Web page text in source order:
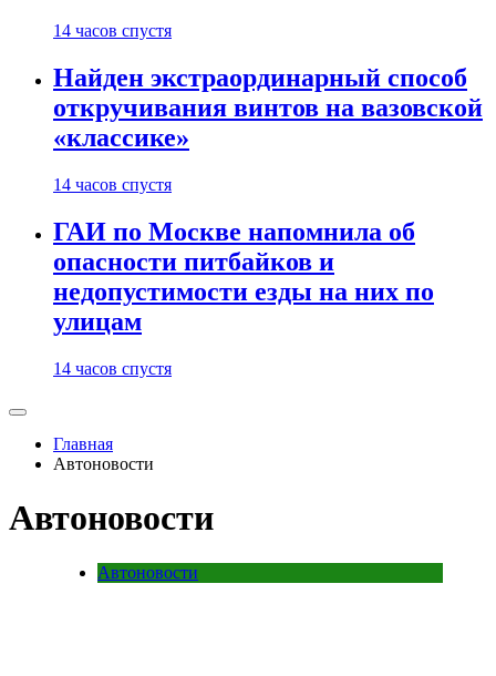
14 часов спустя
Найден экстраординарный способ
откручивания винтов на вазовской
«классике»
14 часов спустя
ГАИ по Москве напомнила об
опасности питбайков и
недопустимости езды на них по
улицам
14 часов спустя
Главная
Автоновости
Автоновости
Автоновости